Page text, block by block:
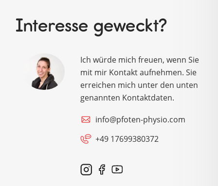
Interesse geweckt?
Ich würde mich freuen, wenn Sie
mit mir Kontakt aufnehmen. Sie
erreichen mich unter den unten
genannten Kontaktdaten.
info@pfoten-physio.com
+49 17699380372